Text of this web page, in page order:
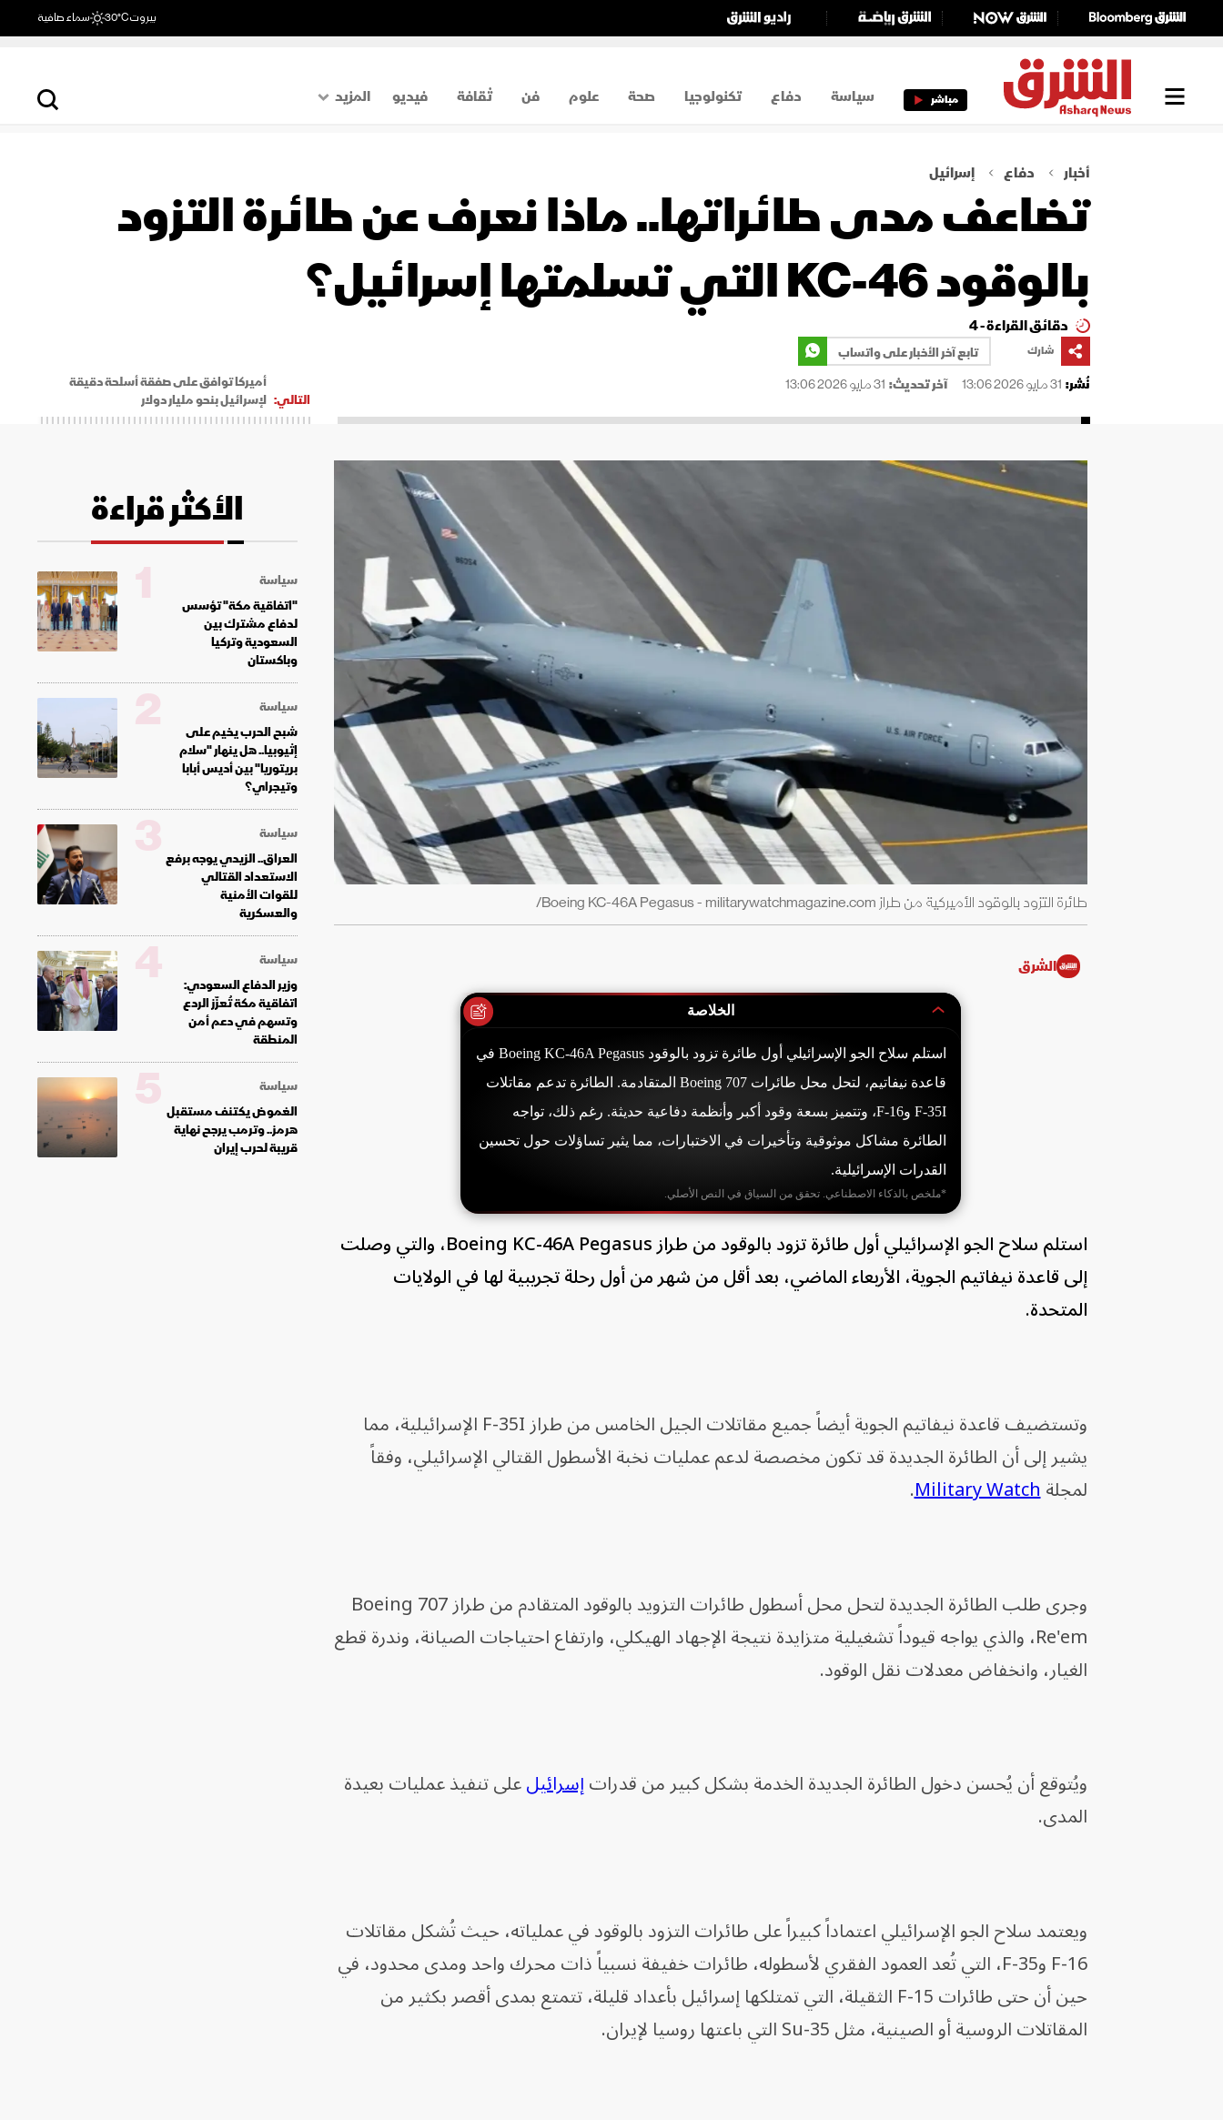
بيروت30°C سماء صافية
مباشر سياسة دفاع تكنولوجيا صحة علوم فن ثقافة فيديو
المزيد
اقتصاد
أخبار دفاع إسرائيل
تضاعف مدى طائراتها.. ماذا نعرف عن طائرة التزود
بالوقود KC-46 التي تسلمتها إسرائيل؟
دقائق القراءة - 4
شارك
تابع آخر الأخبار على واتساب
نُشر: 31 مايو 2026 13:06 آخر تحديث: 31 مايو 2026 13:06
التالي:
أميركا توافق على صفقة أسلحة دقيقة
لإسرائيل بنحو مليار دولار
طائرة التزود بالوقود الأميركية من طراز Boeing KC-46A Pegasus - militarywatchmagazine.com/
الشرق
الخلاصة
استلم سلاح الجو الإسرائيلي أول طائرة تزود بالوقود Boeing KC-46A Pegasus في
قاعدة نيفاتيم، لتحل محل طائرات Boeing 707 المتقادمة. الطائرة تدعم مقاتلات
F-35I وF-16، وتتميز بسعة وقود أكبر وأنظمة دفاعية حديثة. رغم ذلك، تواجه
الطائرة مشاكل موثوقية وتأخيرات في الاختبارات، مما يثير تساؤلات حول تحسين
القدرات الإسرائيلية.
*ملخص بالذكاء الاصطناعي. تحقق من السياق في النص الأصلي.
استلم سلاح الجو الإسرائيلي أول طائرة تزود بالوقود من طراز Boeing KC-46A Pegasus، والتي وصلت
إلى قاعدة نيفاتيم الجوية، الأربعاء الماضي، بعد أقل من شهر من أول رحلة تجريبية لها في الولايات
المتحدة.
وتستضيف قاعدة نيفاتيم الجوية أيضاً جميع مقاتلات الجيل الخامس من طراز F-35I الإسرائيلية، مما
يشير إلى أن الطائرة الجديدة قد تكون مخصصة لدعم عمليات نخبة الأسطول القتالي الإسرائيلي، وفقاً
لمجلةMilitary Watch
.
وجرى طلب الطائرة الجديدة لتحل محل أسطول طائرات التزويد بالوقود المتقادم من طراز Boeing 707
Re'em، والذي يواجه قيوداً تشغيلية متزايدة نتيجة الإجهاد الهيكلي، وارتفاع احتياجات الصيانة، وندرة قطع
الغيار، وانخفاض معدلات نقل الوقود.
ويُتوقع أن يُحسن دخول الطائرة الجديدة الخدمة بشكل كبير من قدراتإسرائيلعلى تنفيذ عمليات بعيدة
المدى.
ويعتمد سلاح الجو الإسرائيلي اعتماداً كبيراً على طائرات التزود بالوقود في عملياته، حيث تُشكل مقاتلات
F-16 وF-35، التي تُعد العمود الفقري لأسطوله، طائرات خفيفة نسبياً ذات محرك واحد ومدى محدود، في
حين أن حتى طائرات F-15 الثقيلة، التي تمتلكها إسرائيل بأعداد قليلة، تتمتع بمدى أقصر بكثير من
المقاتلات الروسية أو الصينية، مثل Su-35 التي باعتها روسيا لإيران.
الأكثر قراءة
سياسة
"اتفاقية مكة" تؤسس
لدفاع مشترك بين
السعودية وتركيا
وباكستان
1
سياسة
شبح الحرب يخيم على
إثيوبيا.. هل ينهار "سلام
بريتوريا" بين أديس أبابا
وتيجراي؟
2
سياسة
العراق.. الزيدي يوجه برفع
الاستعداد القتالي
للقوات الأمنية
والعسكرية
3
سياسة
وزير الدفاع السعودي:
اتفاقية مكة تُعزّز الردع
وتسهم في دعم أمن
المنطقة
4
سياسة
الغموض يكتنف مستقبل
هرمز.. وترمب يرجح نهاية
قريبة لحرب إيران
5